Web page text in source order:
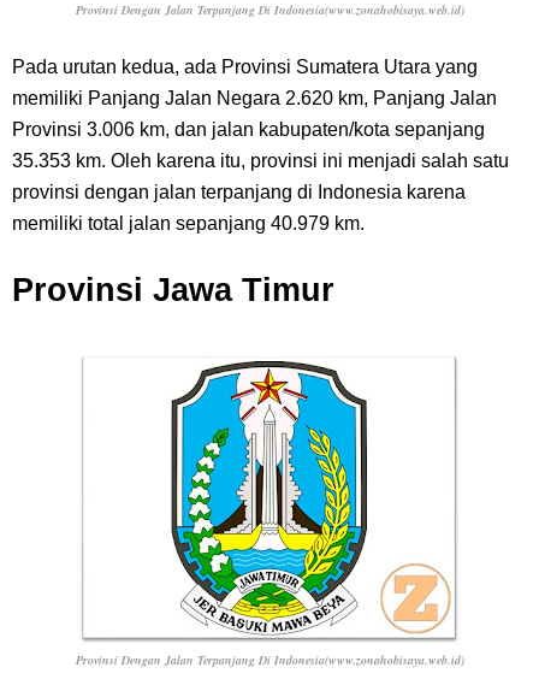
Provinsi Dengan Jalan Terpanjang Di Indonesia(www.zonahobisaya.web.id)
Pada urutan kedua, ada Provinsi Sumatera Utara yang
memiliki Panjang Jalan Negara 2.620 km, Panjang Jalan
Provinsi 3.006 km, dan jalan kabupaten/kota sepanjang
35.353 km. Oleh karena itu, provinsi ini menjadi salah satu
provinsi dengan jalan terpanjang di Indonesia karena
memiliki total jalan sepanjang 40.979 km.
Provinsi Jawa Timur
Provinsi Dengan Jalan Terpanjang Di Indonesia(www.zonahobisaya.web.id)